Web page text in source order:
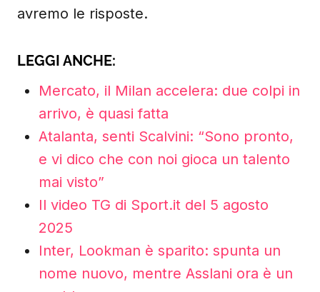
avremo le risposte.
LEGGI ANCHE:
Mercato, il Milan accelera: due colpi in
arrivo, è quasi fatta
Atalanta, senti Scalvini: “Sono pronto,
e vi dico che con noi gioca un talento
mai visto”
Il video TG di Sport.it del 5 agosto
2025
Inter, Lookman è sparito: spunta un
nome nuovo, mentre Asslani ora è un